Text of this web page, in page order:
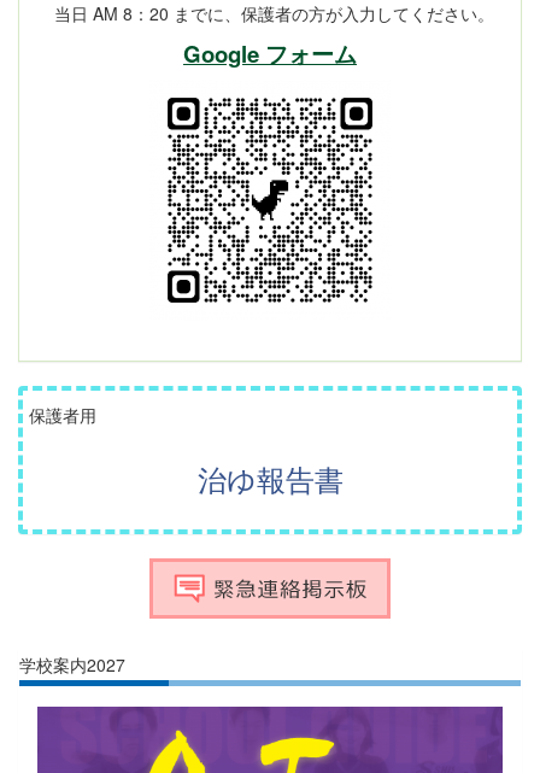
当日 AM 8：20 までに、保護者の方が入力してください。
Google フォーム
保護者用
治ゆ報告書
学校案内2027